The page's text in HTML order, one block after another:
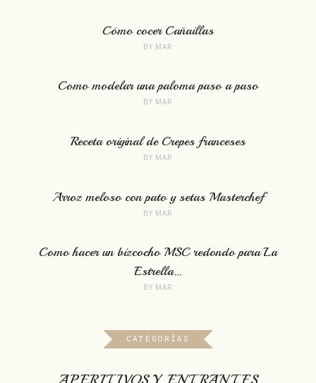
Cómo cocer Cañaillas
BY MAR
Como modelar una paloma paso a paso
BY MAR
Receta original de Crepes franceses
BY MAR
Arroz meloso con pato y setas Masterchef
BY MAR
Como hacer un bizcocho MSC redondo para La
Estrella…
BY MAR
CATEGORÍAS